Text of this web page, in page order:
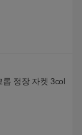
롭 정장 자켓 3col